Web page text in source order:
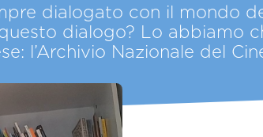
dialogato con il mondo
dialogo? Lo abbiamo
l’Archivio Nazionale del